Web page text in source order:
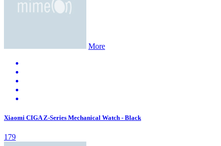
More
Xiaomi CIGA Z-Series Mechanical Watch - Black
179